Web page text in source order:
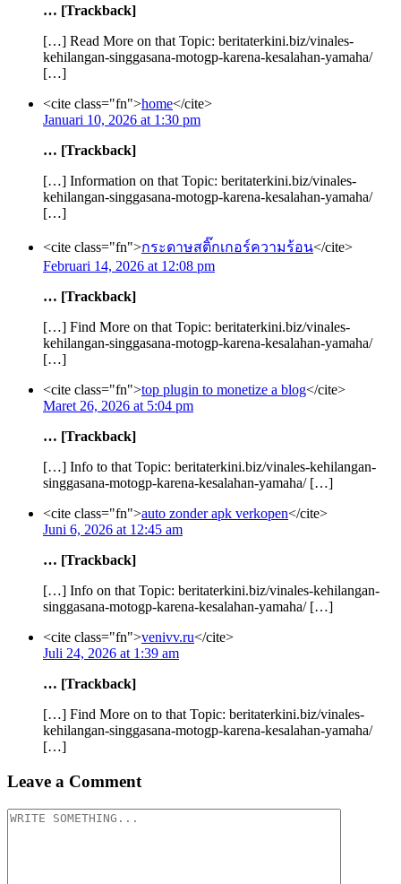
… [Trackback]
[…] Read More on that Topic: beritaterkini.biz/vinales-
kehilangan-singgasana-motogp-karena-kesalahan-yamaha/
[…]
<cite class="fn">home</cite>
Januari 10, 2026 at 1:30 pm
… [Trackback]
[…] Information on that Topic: beritaterkini.biz/vinales-
kehilangan-singgasana-motogp-karena-kesalahan-yamaha/
[…]
<cite class="fn">กระดาษสติ๊กเกอร์ความร้อน</cite>
Februari 14, 2026 at 12:08 pm
… [Trackback]
[…] Find More on that Topic: beritaterkini.biz/vinales-
kehilangan-singgasana-motogp-karena-kesalahan-yamaha/
[…]
<cite class="fn">top plugin to monetize a blog</cite>
Maret 26, 2026 at 5:04 pm
… [Trackback]
[…] Info to that Topic: beritaterkini.biz/vinales-kehilangan-
singgasana-motogp-karena-kesalahan-yamaha/ […]
<cite class="fn">auto zonder apk verkopen</cite>
Juni 6, 2026 at 12:45 am
… [Trackback]
[…] Info on that Topic: beritaterkini.biz/vinales-kehilangan-
singgasana-motogp-karena-kesalahan-yamaha/ […]
<cite class="fn">venivv.ru</cite>
Juli 24, 2026 at 1:39 am
… [Trackback]
[…] Find More on to that Topic: beritaterkini.biz/vinales-
kehilangan-singgasana-motogp-karena-kesalahan-yamaha/
[…]
Leave a Comment